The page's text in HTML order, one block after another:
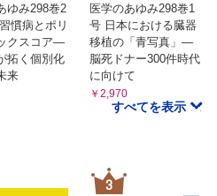
ゆみ298巻2
慣病とポリ
クスコア―
拓く個別化
来
医学のあゆみ298巻1
号 日本における臓器
移植の「青写真」―
脳死ドナー300件時代
に向けて
￥2,970
すべてを表示
3